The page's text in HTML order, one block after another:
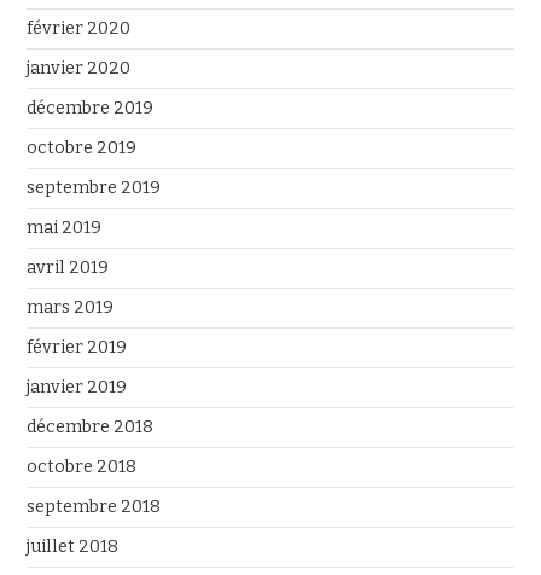
février 2020
janvier 2020
décembre 2019
octobre 2019
septembre 2019
mai 2019
avril 2019
mars 2019
février 2019
janvier 2019
décembre 2018
octobre 2018
septembre 2018
juillet 2018